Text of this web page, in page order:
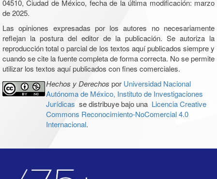
04510, Ciudad de México, fecha de la última modificación: marzo
de 2025.
Las opiniones expresadas por los autores no necesariamente
reflejan la postura del editor de la publicación. Se autoriza la
reproducción total o parcial de los textos aquí publicados siempre y
cuando se cite la fuente completa de forma correcta. No se permite
utilizar los textos aquí publicados con fines comerciales.
Hechos y Derechos por Universidad Nacional
Autónoma de México, Instituto de Investigaciones
Jurídicas se distribuye bajo una Licencia Creative
Commons Reconocimiento-NoComercial 4.0
Internacional.